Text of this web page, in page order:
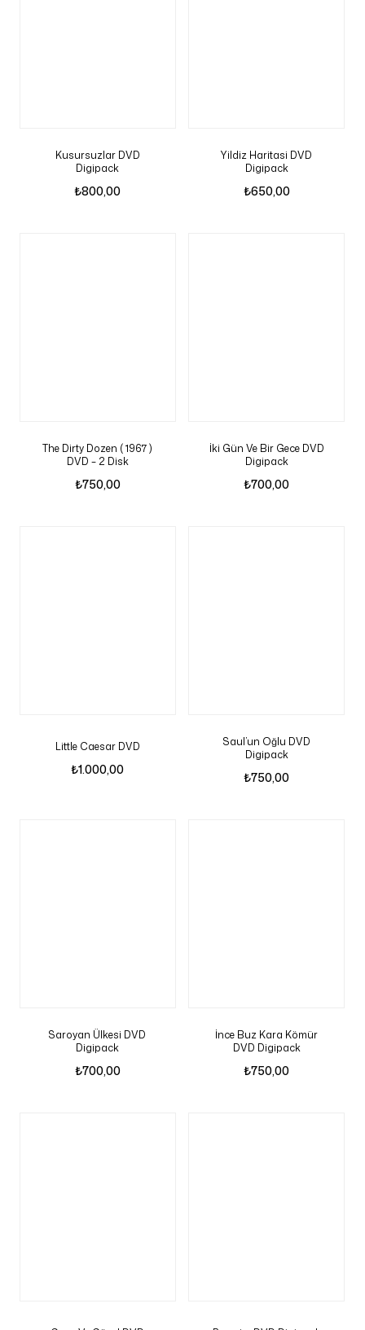
Kusursuzlar DVD
Digipack
₺800,00
Yildiz Haritasi DVD
Digipack
₺650,00
The Dirty Dozen ( 1967 )
DVD – 2 Disk
₺750,00
İki Gün Ve Bir Gece DVD
Digipack
₺700,00
Little Caesar DVD
₺1.000,00
Saul’un Oğlu DVD
Digipack
₺750,00
Saroyan Ülkesi DVD
Digipack
₺700,00
İnce Buz Kara Kömür
DVD Digipack
₺750,00